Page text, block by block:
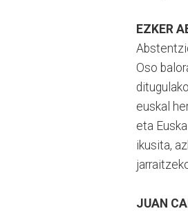
EZKER
Oso
euskal
eta
ikusita,
JUAN